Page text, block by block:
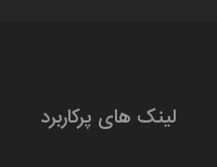
لینک های پرکاربرد